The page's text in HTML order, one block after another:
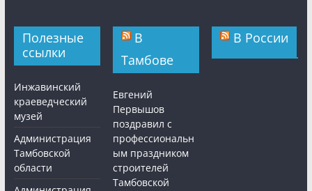
Полезные
ссылки
Инжавинский
краеведческий
музей
Администрация
Тамбовской
области
В
Тамбове
Евгений
Первышов
поздравил с
профессиональн
ым праздником
строителей
Тамбовской
В России